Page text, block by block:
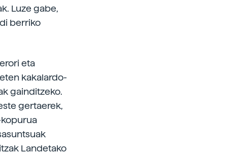
Luze gabe,
berriko
eta
kakalardo-
gainditzeko.
gertaerek,
Landetako